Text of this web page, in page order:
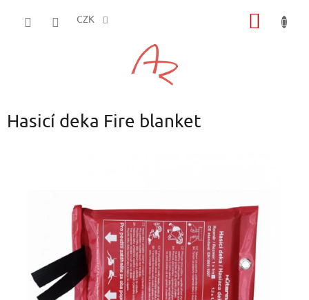
CZK
Hasicí deka Fire blanket